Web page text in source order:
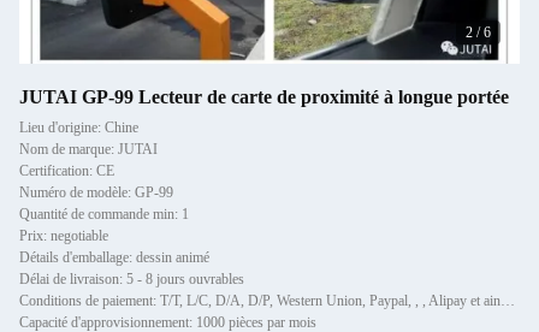
2 /6
JUTAI GP-99 Lecteur de carte de proximité à longue portée
Lieu d'origine: Chine
Nom de marque: JUTAI
Certification: CE
Numéro de modèle: GP-99
Quantité de commande min: 1
Prix: negotiable
Détails d'emballage: dessin animé
Délai de livraison: 5 - 8 jours ouvrables
Conditions de paiement: T/T, L/C, D/A, D/P, Western Union, Paypal, , , Alipay et ainsi de suite.
Capacité d'approvisionnement: 1000 pièces par mois